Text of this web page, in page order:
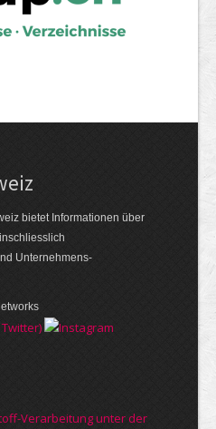
bietet Informationen über
Unternehmens-
Verarbeitung unter der